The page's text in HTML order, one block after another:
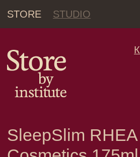
STORE STUDIO
•
SleepSlim RHEA